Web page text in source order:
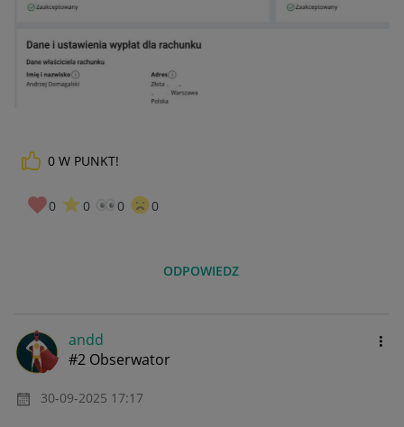
0 W PUNKT!
0 0 0 0
ODPOWIEDZ
andd
#2 Obserwator
‎30-09-2025 17:17